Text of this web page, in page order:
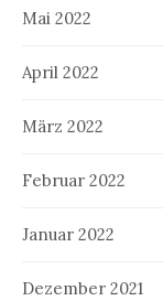
Mai 2022
April 2022
März 2022
Februar 2022
Januar 2022
Dezember 2021